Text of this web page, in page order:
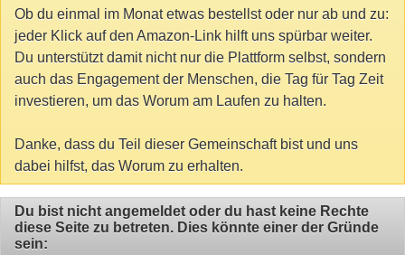
Ob du einmal im Monat etwas bestellst oder nur ab und zu:
jeder Klick auf den Amazon-Link hilft uns spürbar weiter.
Du unterstützt damit nicht nur die Plattform selbst, sondern
auch das Engagement der Menschen, die Tag für Tag Zeit
investieren, um das Worum am Laufen zu halten.
Danke, dass du Teil dieser Gemeinschaft bist und uns
dabei hilfst, das Worum zu erhalten.
Du bist nicht angemeldet oder du hast keine Rechte
diese Seite zu betreten. Dies könnte einer der Gründe
sein: